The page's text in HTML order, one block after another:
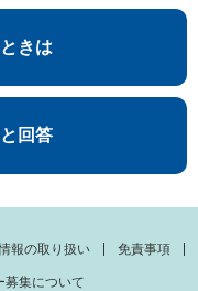
きは
回答
報の取り扱い 免責事項
募集について